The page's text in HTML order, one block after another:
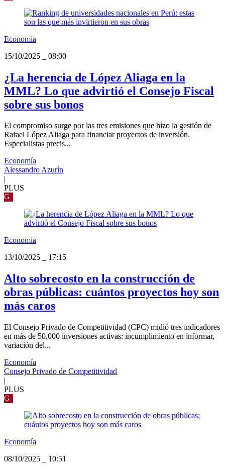
Economía
15/10/2025
08:00
¿La herencia de López Aliaga en la
MML? Lo que advirtió el Consejo Fiscal
sobre sus bonos
El compromiso surge por las tres emisiones que hizo la gestión de
Rafael López Aliaga para financiar proyectos de inversión.
Especialistas precis...
Economía
Alessandro Azurín
PLUS
G
Economía
13/10/2025
17:15
Alto sobrecosto en la construcción de
obras públicas: cuántos proyectos hoy son
más caros
El Consejo Privado de Competitividad (CPC) midió tres indicadores
en más de 50,000 inversiones activas: incumplimiento en informar,
variación del...
Economía
Consejo Privado de Competitividad
|
PLUS
G
Economía
08/10/2025
10:51